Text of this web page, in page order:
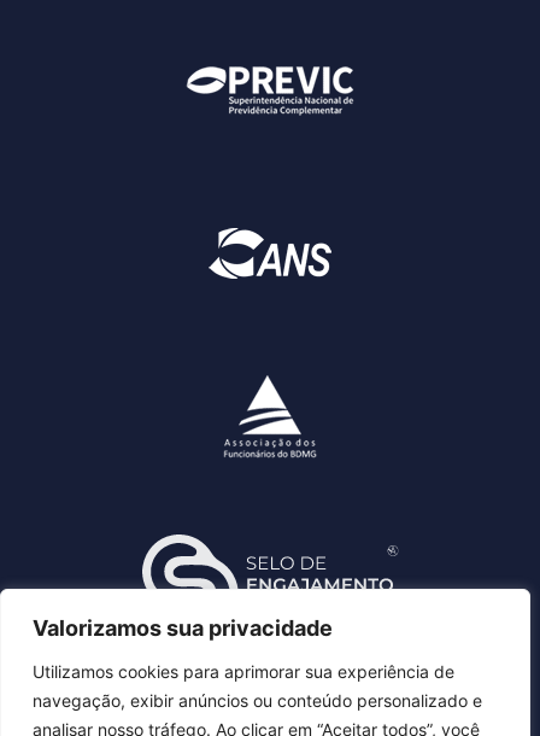
Valorizamos sua privacidade
Utilizamos cookies para aprimorar sua experiência de
navegação, exibir anúncios ou conteúdo personalizado e
analisar nosso tráfego. Ao clicar em “Aceitar todos”, você